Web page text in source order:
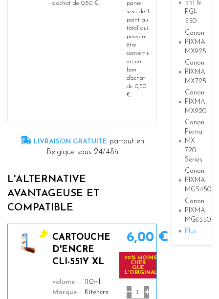
d'achat de 0,50 €.
panier
sera de 1
point au
total qui
peuvent
être
convertis
en un
bon
d'achat
de 0,50
€.
LIVRAISON GRATUITE partout en
Belgique sous 24/48h
L'ALTERNATIVE
AVANTAGEUSE ET
COMPATIBLE
CARTOUCHE
D'ENCRE
CLI-551Y XL
color
volume
11.0ml
Marque
Kitencre
6,00 €
70% MOINS
CHER
QUE
L'ORIGINAL
551 &
PGI-
550
Canon
PIXMA
MX925
Canon
PIXMA
MX725
Canon
PIXMA
MX920
Canon
Pixma
MX
720
Series
Canon
PIXMA
MG5450
Canon
PIXMA
MG6350
Plus